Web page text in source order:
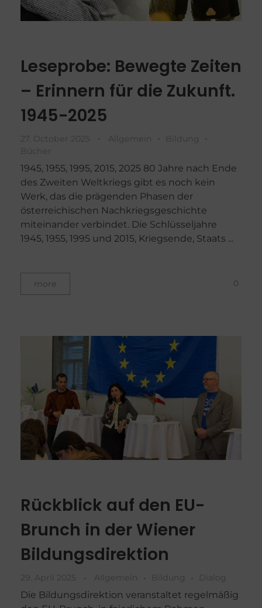
Leseprobe: Bewegte Zeiten
– Erinnern für die Zukunft.
1945-2025
27. October 2025 Allgemein
Bildung
Bücher
1945, 1955, 1995, 2015, 2025 80 Jahre nach Ende
des Zweiten Weltkriegs gibt es noch kein
Werk, das die prägenden Phasen der
österreichischen Nachkriegsgeschichte
miteinander verbindet. Die Schlüsseljahre
1945, 1955, 1995 und 2015, Kriegsende, Staats ...
more 0
Rückblick auf den EU-
Brunch in der Wiener
Bildungsdirektion
29. April 2025 Allgemein Bildung Dialog
Die Bildungsdirektion veranstaltet regelmäßig